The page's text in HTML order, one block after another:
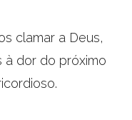
clamar a Deus,
à dor do próximo